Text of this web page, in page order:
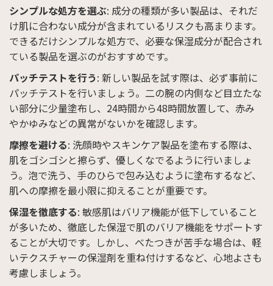
シンプルな処方を選ぶ: 成分の種類が多い製品は、それだ
け肌に合わない成分が含まれているリスクも高まります。
できるだけシンプルな処方で、必要な保湿成分が配合され
ている製品を選ぶのがおすすめです。
パッチテストを行う: 新しい製品を試す際は、必ず事前に
パッチテストを行いましょう。二の腕の内側など目立たな
い部分に少量塗布し、24時間から48時間放置して、赤み
やかゆみなどの異常がないかを確認します。
摩擦を避ける: 洗顔時やスキンケア製品を塗布する際は、
肌をゴシゴシと擦らず、優しくなでるように行いましょ
う。泡で洗う、手のひらで包み込むように塗布するなど、
肌への摩擦を最小限に抑えることが重要です。
保湿を徹底する: 敏感肌はバリア機能が低下していること
が多いため、徹底した保湿で肌のバリア機能をサポートす
ることが大切です。しかし、べたつきが苦手な場合は、軽
いテクスチャーの保湿剤を重ね付けするなど、心地よさも
考慮しましょう。